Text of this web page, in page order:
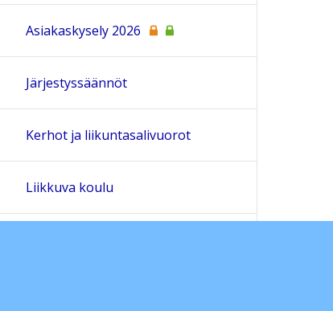
Asiakaskysely 2026
Järjestyssäännöt
Kerhot ja liikuntasalivuorot
Liikkuva koulu